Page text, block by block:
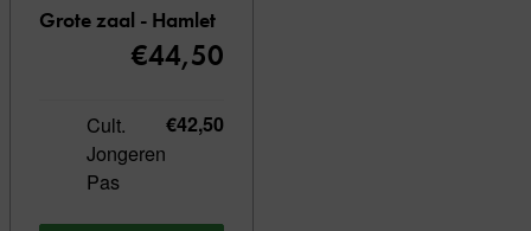
Grote zaal - Hamlet
€44,50
Cult.
Jongeren
Pas
€42,50